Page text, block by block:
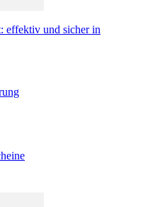
effektiv und sicher in